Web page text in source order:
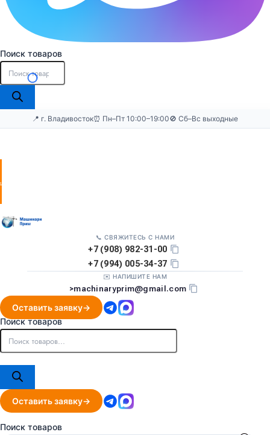
Поиск товаров
📍 г. Владивосток⏰ Пн–Пт 10:00–19:00🚫 Сб–Вс выходные
заявку
📞 СВЯЖИТЕСЬ С НАМИ
+7 (908) 982-31-00
+7 (994) 005-34-37
✉️ НАПИШИТЕ НАМ
>machinaryprim@gmail.com
Оставить заявку
Поиск товаров
Оставить заявку
Поиск товаров